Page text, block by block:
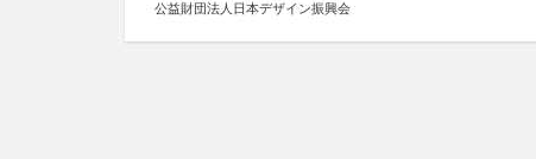
公益財団法人日本デザイン振興会